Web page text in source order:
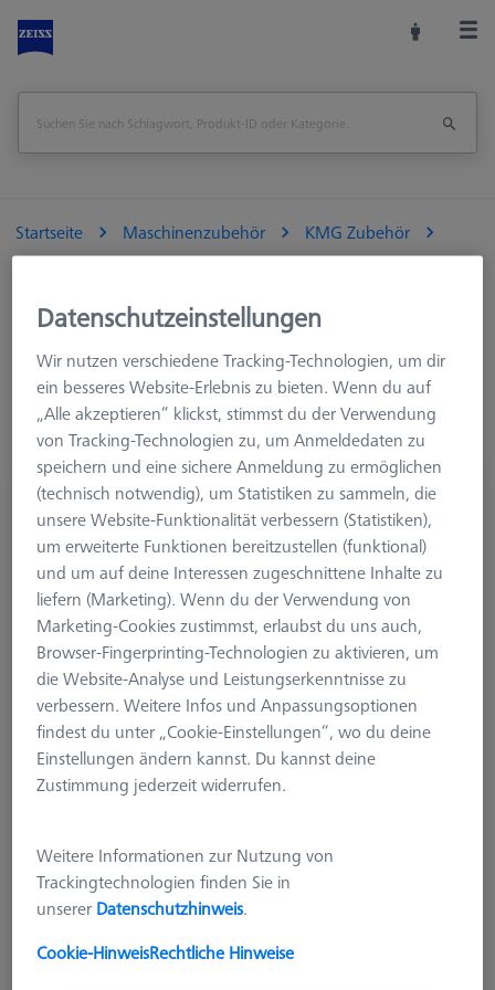
Startseite Maschinenzubehör
KMG Zubehör
Aufspannmittel
Paletten und Rasterplatten
Suchergebnisse für ""
Palette für Palettenzuführung Duplex, mit
Bohrraster
602703-9000-201
Datenschutzeinstellungen
Wir nutzen verschiedene Tracking-Technologien, um dir
ein besseres Website-Erlebnis zu bieten. Wenn du auf
„Alle akzeptieren“ klickst, stimmst du der Verwendung
von Tracking-Technologien zu, um Anmeldedaten zu
speichern und eine sichere Anmeldung zu ermöglichen
(technisch notwendig), um Statistiken zu sammeln, die
unsere Website-Funktionalität verbessern (Statistiken),
um erweiterte Funktionen bereitzustellen (funktional)
und um auf deine Interessen zugeschnittene Inhalte zu
liefern (Marketing). Wenn du der Verwendung von
Marketing-Cookies zustimmst, erlaubst du uns auch,
Browser-Fingerprinting-Technologien zu aktivieren, um
die Website-Analyse und Leistungserkenntnisse zu
verbessern. Weitere Infos und Anpassungsoptionen
findest du unter „Cookie-Einstellungen“, wo du deine
Einstellungen ändern kannst. Du kannst deine
Zustimmung jederzeit widerrufen.
Weitere Informationen zur Nutzung von
Trackingtechnologien finden Sie in
unserer Datenschutzhinweis.
Cookie-HinweisRechtliche Hinweise